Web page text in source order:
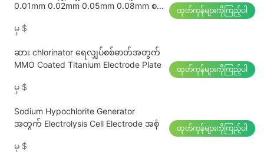
0.01mm 0.02mm 0.05mm 0.08mm စင်
မှ $
ထုတ်ကုန်များကိုကြည့်ပါ
ဆား chlorinator ရေလျှပ်စစ်ဓာတ်အတွက်
MMO Coated Titanium Electrode Plate
မှ $
ထုတ်ကုန်များကိုကြည့်ပါ
Sodium Hypochlorite Generator
အတွက် Electrolysis Cell Electrode အစုံ
မှ $
ထုတ်ကုန်များကိုကြည့်ပါ